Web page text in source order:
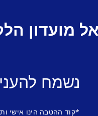
מועדון
נשמח
*קוד ההטבה הינו אישי